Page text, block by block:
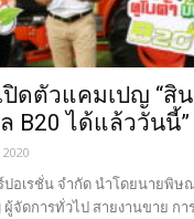
ปิดตัวแคมเปญ “สิ
B20 ได้แล้ววันนี้”
อเรชั่น จำกัด นำโดยนายพิ
จัดการทั่วไป สายงานขาย กา